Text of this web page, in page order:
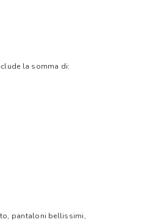
la somma di:
pantaloni bellissimi,